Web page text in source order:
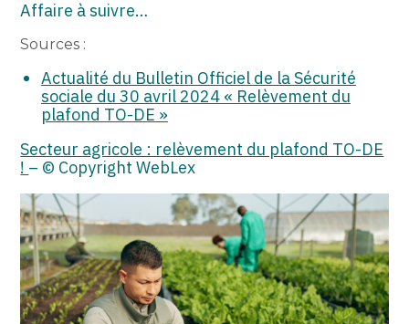
Affaire à suivre…
Sources :
Actualité du Bulletin Officiel de la Sécurité
sociale du 30 avril 2024 « Relèvement du
plafond TO-DE »
Secteur agricole : relèvement du plafond TO-DE
! – © Copyright WebLex